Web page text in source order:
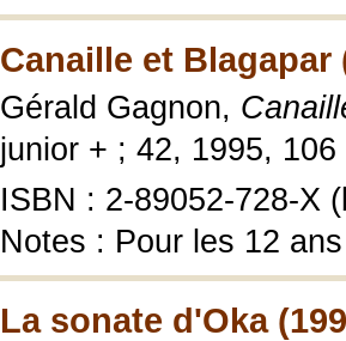
Canaille et Blagapar
Gérald Gagnon,
junior + ; 42, 1995,
ISBN : 2-89052-728-X
Notes : Pour les 12
La sonate d'Oka